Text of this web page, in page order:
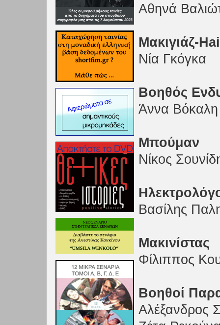
Αθηνά
Μακιγιάζ-
Νία Γκόγκα
Βοηθός
Άννα Βόκαλη
Μπούμαν
Νίκος
Βασίλης
Μακινίστας
Φίλιππος
Βοηθοί
Αλέξανδρος